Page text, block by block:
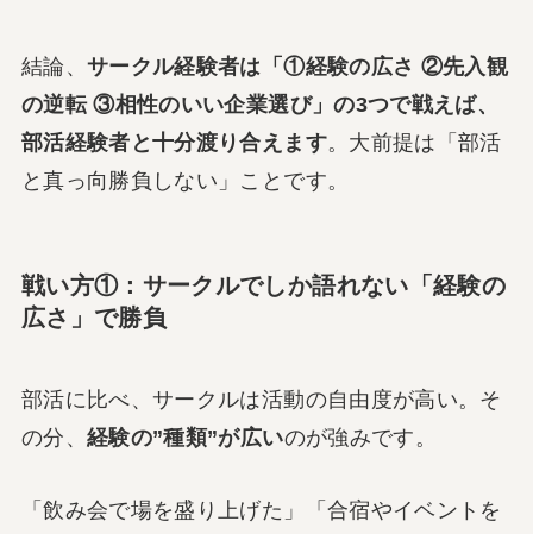
結論、 サークル経験者は「①経験の広さ ②先入観
の逆転 ③相性のいい企業選び」の3つで戦えば、
部活経験者と十分渡り合えます。大前提は「部活
と真っ向勝負しない」ことです。
戦い方①：サークルでしか語れない「経験の
広さ」で勝負
部活に比べ、サークルは活動の自由度が高い。そ
の分、 経験の”種類”が広いのが強みです。
「飲み会で場を盛り上げた」「合宿やイベントを